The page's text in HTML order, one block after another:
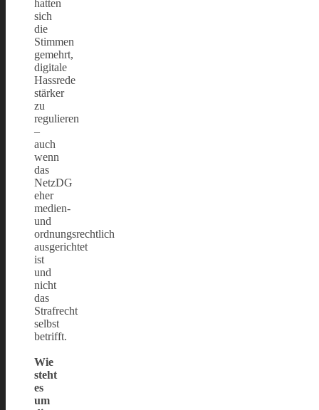
hatten
sich
die
Stimmen
gemehrt,
digitale
Hassrede
stärker
zu
regulieren
–
auch
wenn
das
NetzDG
eher
medien-
und
ordnungsrechtlich
ausgerichtet
ist
und
nicht
das
Strafrecht
selbst
betrifft.
Wie
steht
es
um